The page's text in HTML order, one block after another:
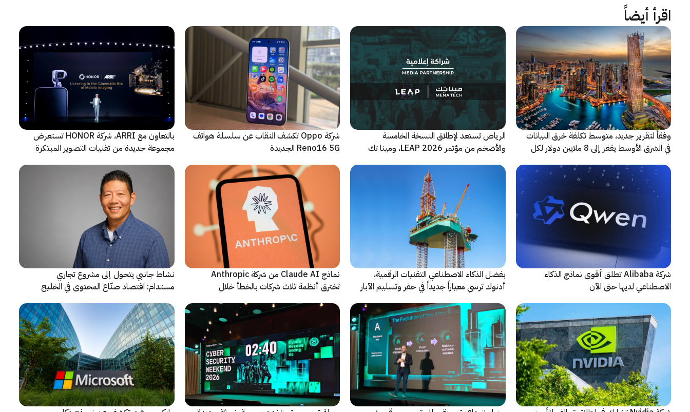
اقرأ أيضاً
وفقاً لتقرير جديد، متوسط تكلفة خرق البيانات
في الشرق الأوسط يقفز إلى 8 ملايين دولار لكل
الرياض تستعد لإطلاق النسخة الخامسة
والأضخم من مؤتمر LEAP 2026، ومينا تك
شركة Oppo تكشف النقاب عن سلسلة هواتف
Reno16 5G الجديدة
بالتعاون مع ARRI، شركة HONOR تستعرض
مجموعة جديدة من تقنيات التصوير المبتكرة
شركة Alibaba تطلق أقوى نماذج الذكاء
الاصطناعي لديها حتى الآن
بفضل الذكاء الاصطناعي التقنيات الرقمية،
أدنوك ترسي معياراً جديداً في حفر وتسليم الآبار
نماذج Claude AI من شركة Anthropic
تخترق أنظمة ثلاث شركات بالخطأ خلال
نشاط جانبي يتحول إلى مشروع تجاري
مستدام: اقتصاد صنّاع المحتوى في الخليج